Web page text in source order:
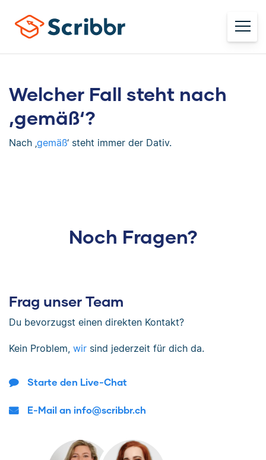
Welcher Fall steht nach
‚gemäß‘?
Nach ‚gemäß‘ steht immer der Dativ.
Noch Fragen?
Frag unser Team
Du bevorzugst einen direkten Kontakt?
Kein Problem, wir sind jederzeit für dich da.
Starte den Live-Chat
E-Mail an info@scribbr.ch